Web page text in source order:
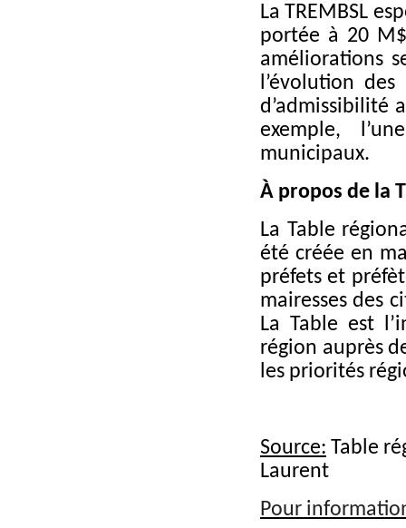
La TREMBSL
portée à 20
améliorations
l’évolution
d’admissibilité
exemple,
municipaux.
À propos de la
La Table
été créée en
préfets et
mairesses des
La Table est
région auprès
les priorités
Source: Table
Laurent
Pour